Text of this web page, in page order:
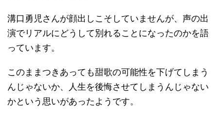
溝口勇児さんが顔出しこそしていませんが、声の出
演でリアルにどうして別れることになったのかを語
っています。
このままつきあっても甜歌の可能性を下げてしまう
んじゃないか、人生を後悔させてしまうんじゃない
かという思いがあったようです。